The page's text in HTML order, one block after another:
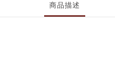
商品描述